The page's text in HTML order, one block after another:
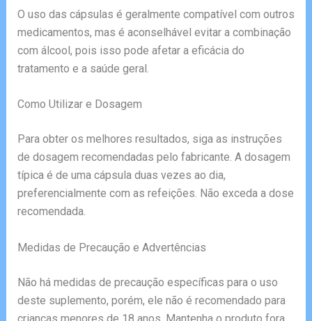
O uso das cápsulas é geralmente compatível com outros
medicamentos, mas é aconselhável evitar a combinação
com álcool, pois isso pode afetar a eficácia do
tratamento e a saúde geral.
Como Utilizar e Dosagem
Para obter os melhores resultados, siga as instruções
de dosagem recomendadas pelo fabricante. A dosagem
típica é de uma cápsula duas vezes ao dia,
preferencialmente com as refeições. Não exceda a dose
recomendada.
Medidas de Precaução e Advertências
Não há medidas de precaução específicas para o uso
deste suplemento, porém, ele não é recomendado para